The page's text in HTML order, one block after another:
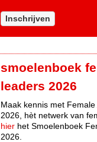
Inschrijven
smoelenboek
leaders 2026
Maak kennis met
2026, hèt netwerk van
hier het Smoelenboek
2026.